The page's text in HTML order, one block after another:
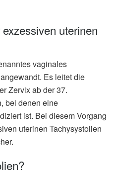
uterinen
vaginales
Es leitet die
Zervix ab der 37.
bei denen eine
ist. Bei diesem Vorgang
uterinen Tachysystolien